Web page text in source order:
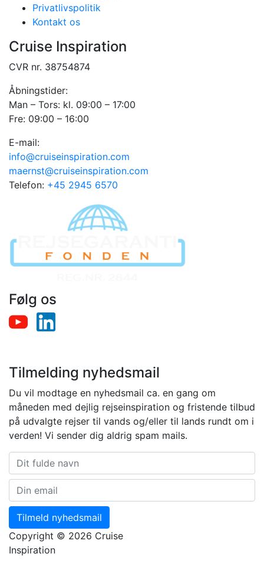
Privatlivspolitik
Kontakt os
Cruise Inspiration
CVR nr. 38754874
Åbningstider:
Man – Tors: kl. 09:00 – 17:00
Fre: 09:00 – 16:00
E-mail:
info@cruiseinspiration.com
maernst@cruiseinspiration.com
Telefon: +45 2945 6570
Følg os
Tilmelding nyhedsmail
Du vil modtage en nyhedsmail ca. en gang om
måneden med dejlig rejseinspiration og fristende tilbud
på udvalgte rejser til vands og/eller til lands rundt om i
verden! Vi sender dig aldrig spam mails.
Tilmeld nyhedsmail
Copyright © 2026 Cruise
Inspiration